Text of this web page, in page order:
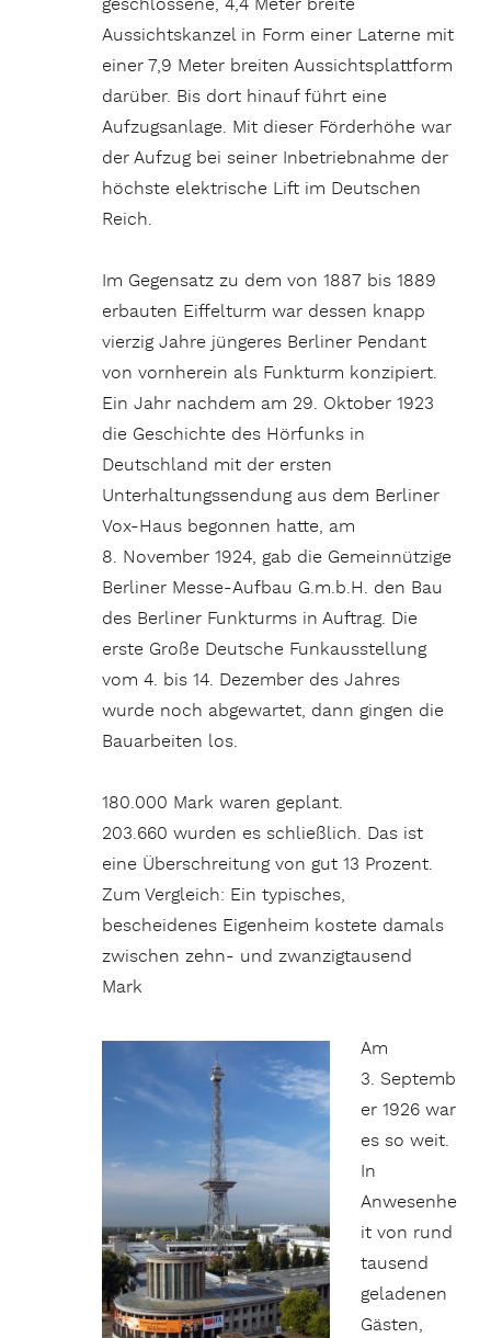
Aussichtskanzel in Form einer Laterne mit
einer 7,9 Meter breiten Aussichtsplattform
darüber. Bis dort hinauf führt eine
Aufzugsanlage. Mit dieser Förderhöhe war
der Aufzug bei seiner Inbetriebnahme der
höchste elektrische Lift im Deutschen
Reich.
Im Gegensatz zu dem von 1887 bis 1889
erbauten Eiffelturm war dessen knapp
vierzig Jahre jüngeres Berliner Pendant
von vornherein als Funkturm konzipiert.
Ein Jahr nachdem am 29. Oktober 1923
die Geschichte des Hörfunks in
Deutschland mit der ersten
Unterhaltungssendung aus dem Berliner
Vox-Haus begonnen hatte, am
8. November 1924, gab die Gemeinnützige
Berliner Messe-Aufbau G.m.b.H. den Bau
des Berliner Funkturms in Auftrag. Die
erste Große Deutsche Funkausstellung
vom 4. bis 14. Dezember des Jahres
wurde noch abgewartet, dann gingen die
Bauarbeiten los.
180.000 Mark waren geplant.
203.660 wurden es schließlich. Das ist
eine Überschreitung von gut 13 Prozent.
Zum Vergleich: Ein typisches,
bescheidenes Eigenheim kostete damals
zwischen zehn- und zwanzigtausend
Mark
Am
3. Septemb
er 1926 war
es so weit.
In
Anwesenhe
it von rund
tausend
geladenen
Gästen,